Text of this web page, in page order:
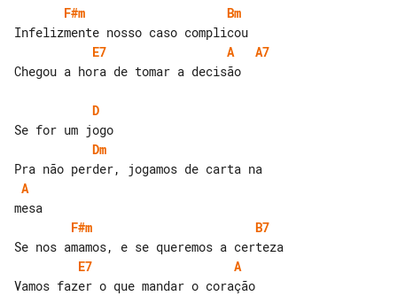
F#m
Bm
E7
A
A7
Chegou a hora de tomar a decisão
D
Dm
A
F#m
B7
E7
A